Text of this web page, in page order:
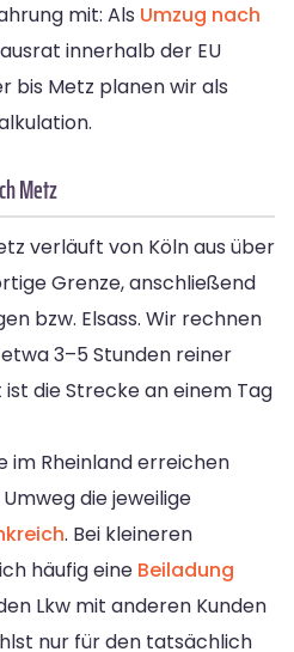
mit: Als Umzug nach
innerhalb der EU
bis Metz planen wir als
Metz
verläuft von Köln aus über
Grenze, anschließend
bzw. Elsass. Wir rechnen
3–5 Stunden reiner
die Strecke an einem Tag
im Rheinland erreichen
die jeweilige
. Bei kleineren
häufig eine Beiladung
Lkw mit anderen Kunden
nur für den tatsächlich